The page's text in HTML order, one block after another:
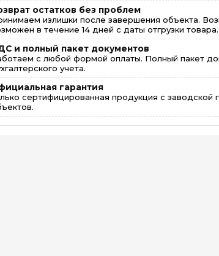
остатков без проблем
излишки после завершения объекта.
в течение 14 дней с даты отгрузки товара.
и полный пакет документов
с любой формой оплаты. Полный пакет
учета.
гарантия
сертифицированная продукция с заводской